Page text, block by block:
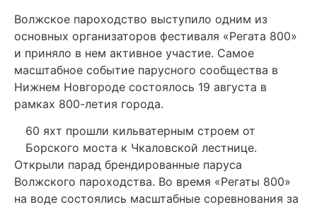
Волжское пароходство выступило одним из
основных организаторов фестиваля «Регата 800»
и приняло в нем активное участие. Самое
масштабное событие парусного сообщества в
Нижнем Новгороде состоялось 19 августа в
рамках 800-летия города.
60 яхт прошли кильватерным строем от
Борского моста к Чкаловской лестнице.
Открыли парад брендированные паруса
Волжского пароходства. Во время «Регаты 800»
на воде состоялись масштабные соревнования за